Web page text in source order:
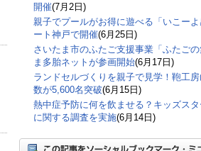
開催(7月2日)
親子でプールがお得に遊べる「いこー
ート神戸で開催(6月25日)
さいたま市のふたご支援事業「ふたご
ま多胎ネットが参画開始(6月17日)
ランドセルづくりを親子で見学！鞄工
数が5,600名突破(6月15日)
熱中症予防に何を飲ませる？キッズスタ
に関する調査を実施(6月14日)